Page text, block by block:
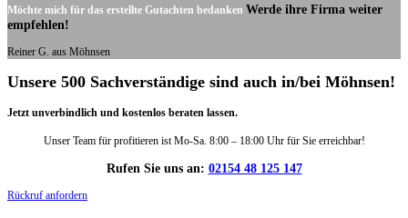
Möchte mich für das erstellte Gutachten bedanken Werde ihre Firma weiter
empfehlen!
Reiner G. aus Möhnsen
Unsere 500 Sachverständige sind auch in/bei Möhnsen!
Jetzt unverbindlich und kostenlos beraten lassen.
Unser Team für profitieren ist Mo-Sa. 8:00 – 18:00 Uhr für Sie erreichbar!
Rufen Sie uns an: 02154 48 125 147
Rückruf anfordern